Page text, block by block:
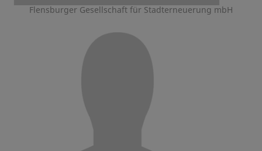
Flensburger Gesellschaft für Stadterneuerung mbH